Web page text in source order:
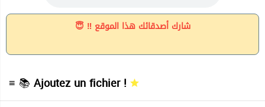
شارك أصدقائك هذا الموقع ‼ 😇
≡ 📚 Ajoutez un fichier !